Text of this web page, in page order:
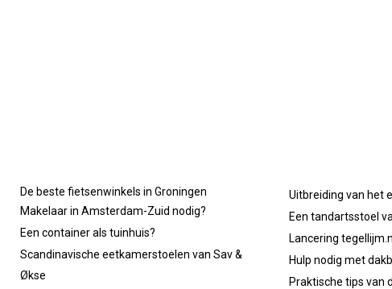
De beste fietsenwinkels in Groningen
Makelaar in Amsterdam-Zuid nodig?
Een container als tuinhuis?
Scandinavische eetkamerstoelen van Sav &
Økse
Uitbreiding van het
Een tandartsstoel
Lancering tegellijm.nl
Hulp nodig met
Praktische tips van